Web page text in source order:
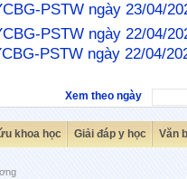
PSTW ngày 23/04/
PSTW ngày 22/04/
PSTW ngày 22/04/
Xem theo ngày
khoa học Giải đáp y học Văn